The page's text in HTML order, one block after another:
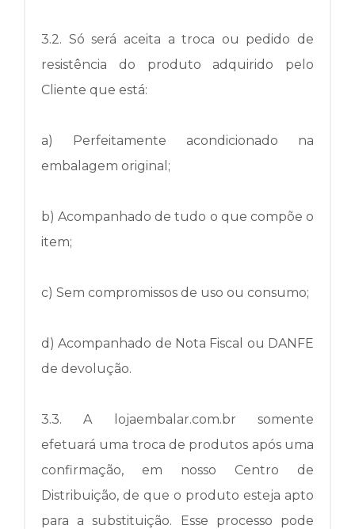
3.2. Só será aceita a troca ou pedido de
resistência do produto adquirido pelo
Cliente que está:
a) Perfeitamente acondicionado na
embalagem original;
b) Acompanhado de tudo o que compõe o
item;
c) Sem compromissos de uso ou consumo;
d) Acompanhado de Nota Fiscal ou DANFE
de devolução.
3.3.A lojaembalar.com.br somente
efetuará uma troca de produtos após uma
confirmação, em nosso Centro de
Distribuição, de que o produto esteja apto
para a substituição. Esse processo pode